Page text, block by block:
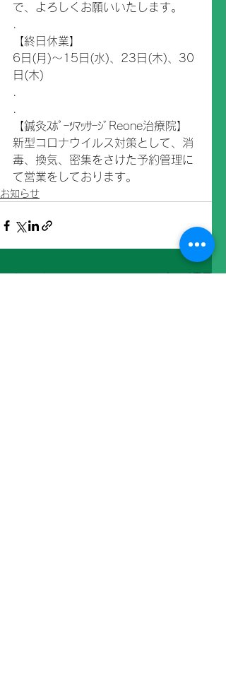
で、よろしくお願いいたします。
.
【終日休業】
6日(月)～15日(水)、23日(木)、30
日(木)
.
.
【鍼灸ｽﾎﾟｰﾂﾏｯｻｰｼﾞReone治療院】
新型コロナウイルス対策として、消
毒、換気、密集をさけた予約管理に
て営業をしております。
お知らせ